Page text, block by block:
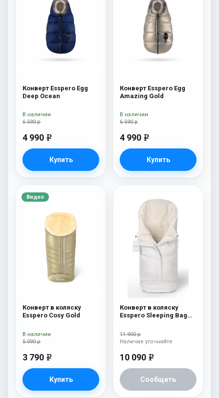
Конверт Esspero Egg
Deep Ocean
6 590 р
4 990 e
Купить
В наличии
Конверт Esspero Egg
Amazing Gold
6 590 р
4 990 e
Купить
В наличии
Видео
Конверт в коляску
Esspero Cosy Gold
5 090 р
3 790 e
Купить
В наличии
Конверт в коляску
Esspero Sleeping Bag
100% шерсть) White
11 900 р
10 090 e
Сообщить
Наличие уточняйте